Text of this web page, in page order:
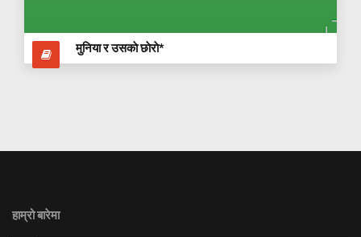
मुन‍िया र उसकाे छाेराे*
हाम्रो बारेमा